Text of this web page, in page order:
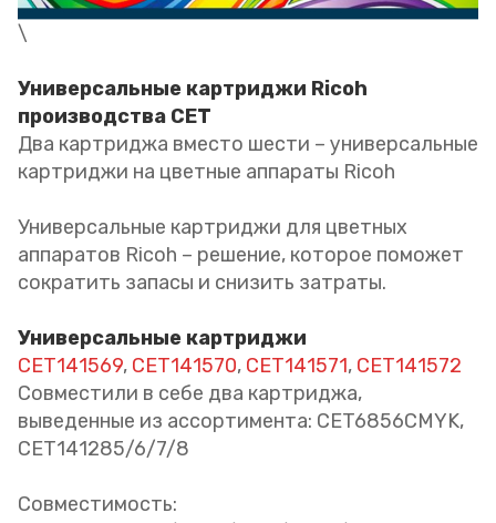
\
Универсальные картриджи Ricoh
производства CET
Два картриджа вместо шести – универсальные
картриджи на цветные аппараты Ricoh
Универсальные картриджи для цветных
аппаратов Ricoh – решение, которое поможет
сократить запасы и снизить затраты.
Универсальные картриджи
CET141569, CET141570, CET141571, CET141572
Совместили в себе два картриджа,
выведенные из ассортимента: CET6856CMYK,
CET141285/6/7/8
Совместимость: